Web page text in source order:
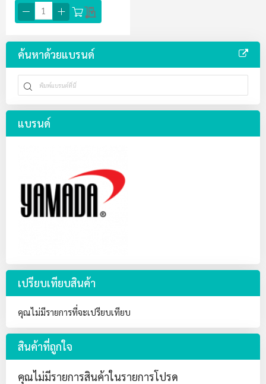
ค้นหาด้วยแบรนด์
แบรนด์
เปรียบเทียบสินค้า
คุณไม่มีรายการที่จะเปรียบเทียบ
สินค้าที่ถูกใจ
คุณไม่มีรายการสินค้าในรายการโปรด